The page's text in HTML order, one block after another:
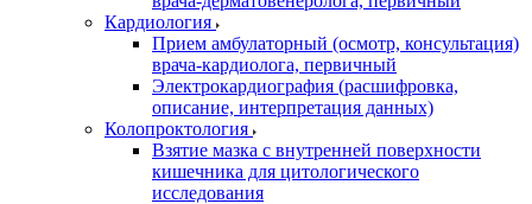
Кардиология
Прием амбулаторный (осмотр, консультация)
врача-кардиолога, первичный
Электрокардиография (расшифровка,
описание, интерпретация данных)
Колопроктология
Взятие мазка с внутренней поверхности
кишечника для цитологического
исследования